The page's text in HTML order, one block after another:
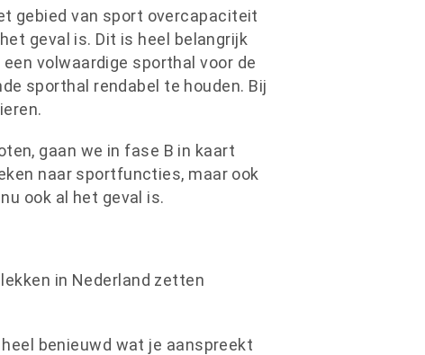
gebied van sport overcapaciteit
geval is. Dit is heel belangrijk
volwaardige sporthal voor de
sporthal rendabel te houden. Bij
gaan we in fase B in kaart
naar sportfuncties, maar ook
ook al het geval is.
in Nederland zetten
benieuwd wat je aanspreekt